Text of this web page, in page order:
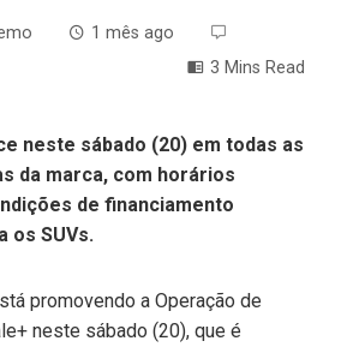
1 mês ago
3 Mins Read
neste sábado (20) em todas as
da marca, com horários
de financiamento
os SUVs.
promovendo a Operação de
neste sábado (20), que é